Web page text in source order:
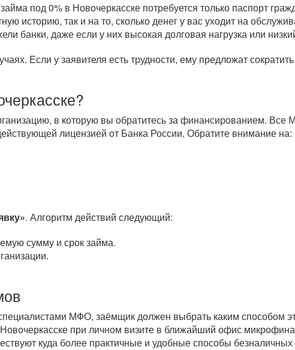
под 0% в Новочеркасске потребуется только паспорт
историю, так и на то, сколько денег у вас уходит на
банки, даже если у них высокая долговая нагрузка или
Если у заявителя есть трудности, ему предложат
в которую вы обратитесь за финансированием. Все
лицензией от Банка России. Обратите внимание на:
. Алгоритм действий следующий:
сумму и срок займа.
МФО, заёмщик должен выбрать каким способом
при личном визите в ближайший офис
куда более практичные и удобные способы